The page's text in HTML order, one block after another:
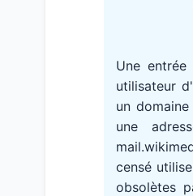
Une
utilisateur
un
une
censé
obsolètes